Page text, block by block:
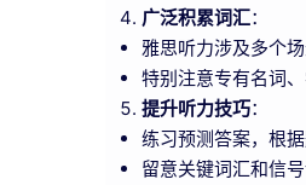
广泛积累词汇：
雅思听力涉及多个
特别注意专有名词
提升听力技巧：
练习预测答案，根
留意关键词汇和信